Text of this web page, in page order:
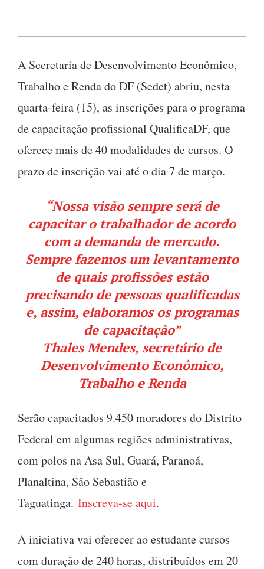
A Secretaria de Desenvolvimento Econômico,
Trabalho e Renda do DF (Sedet) abriu, nesta
quarta-feira (15), as inscrições para o programa
de capacitação profissional QualificaDF, que
oferece mais de 40 modalidades de cursos. O
prazo de inscrição vai até o dia 7 de março.
“Nossa visão sempre será de
capacitar o trabalhador de acordo
com a demanda de mercado.
Sempre fazemos um levantamento
de quais profissões estão
precisando de pessoas qualificadas
e, assim, elaboramos os programas
de capacitação”
Thales Mendes, secretário de
Desenvolvimento Econômico,
Trabalho e Renda
Serão capacitados 9.450 moradores do Distrito
Federal em algumas regiões administrativas,
com polos na Asa Sul, Guará, Paranoá,
Planaltina, São Sebastião e
Taguatinga. Inscreva-se aqui.
A iniciativa vai oferecer ao estudante cursos
com duração de 240 horas, distribuídos em 20